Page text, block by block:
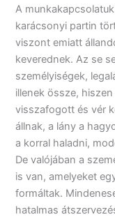
A
karácsonyi partin
viszont emiatt
keverednek. Az se
személyiségek,
illenek össze,
visszafogott és vér
állnak, a lány a
a korral haladni,
De valójában a
is van, amelyeket
formáltak.
hatalmas